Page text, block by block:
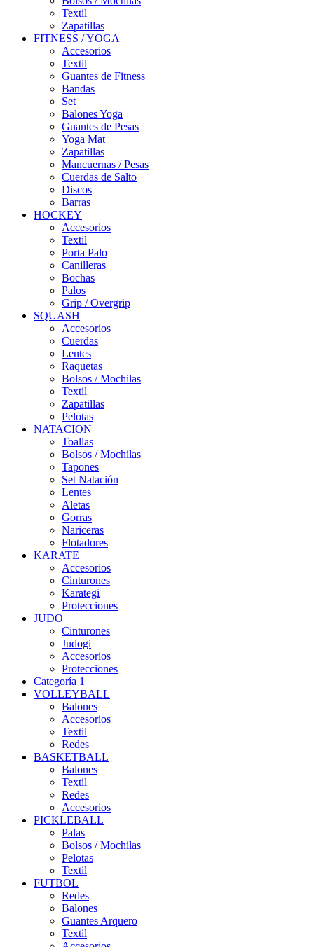
Textil
Zapatillas
FITNESS / YOGA
Accesorios
Textil
Guantes de Fitness
Bandas
Set
Balones Yoga
Guantes de Pesas
Yoga Mat
Zapatillas
Mancuernas / Pesas
Cuerdas de Salto
Discos
Barras
HOCKEY
Accesorios
Textil
Porta Palo
Canilleras
Bochas
Palos
Grip / Overgrip
SQUASH
Accesorios
Cuerdas
Lentes
Raquetas
Bolsos / Mochilas
Textil
Zapatillas
Pelotas
NATACION
Toallas
Bolsos / Mochilas
Tapones
Set Natación
Lentes
Aletas
Gorras
Nariceras
Flotadores
KARATE
Accesorios
Cinturones
Karategi
Protecciones
JUDO
Cinturones
Judogi
Accesorios
Protecciones
Categoría 1
VOLLEYBALL
Balones
Accesorios
Textil
Redes
BASKETBALL
Balones
Textil
Redes
Accesorios
PICKLEBALL
Palas
Bolsos / Mochilas
Pelotas
Textil
FUTBOL
Redes
Balones
Guantes Arquero
Textil